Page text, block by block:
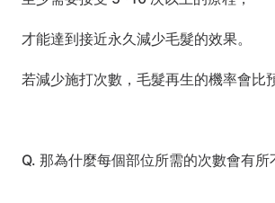
才能達到接近永久減少毛髮的效果。
若減少施打次數，毛髮再生的機率會比
Q. 那為什麼每個部位所需的次數會有所